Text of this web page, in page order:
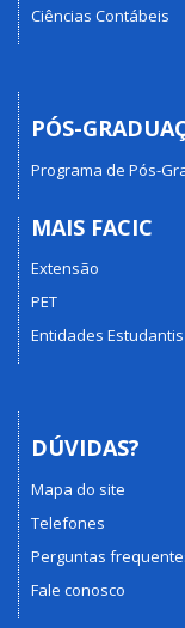
Ciências Contábeis
PÓS-
Programa de Pós-
MAIS FACIC
Extensão
PET
Entidades Estudantis
DÚVIDAS?
Mapa do site
Telefones
Perguntas
Fale conosco